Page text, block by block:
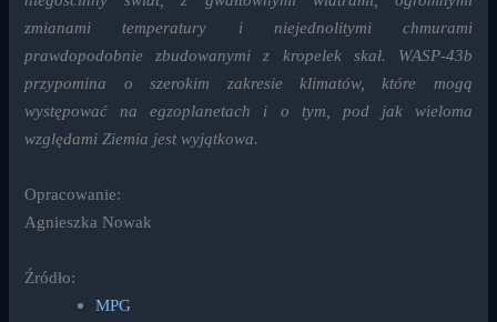
zmianami temperatury i niejednolitymi chmurami
prawdopodobnie zbudowanymi z kropelek skał. WASP-43b
przypomina o szerokim zakresie klimatów, które mogą
występować na egzoplanetach i o tym, pod jak wieloma
względami Ziemia jest wyjątkowa.
Opracowanie:
Agnieszka Nowak
Źródło:
MPG